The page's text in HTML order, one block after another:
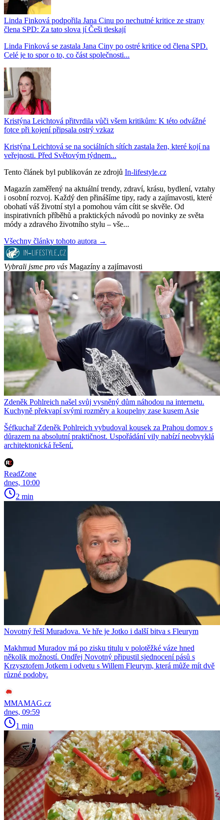
Linda Finková podpořila Jana Cinu po nechutné kritice ze strany
člena SPD: Za tato slova jí Češi tleskají
Linda Finková se zastala Jana Ciny po ostré kritice od člena SPD.
Celé je to spor o to, co část společnosti...
Kristýna Leichtová přitvrdila vůči všem kritikům: K této odvážné
fotce při kojení připsala ostrý vzkaz
Kristýna Leichtová se na sociálních sítích zastala žen, které kojí na
veřejnosti. Před Světovým týdnem...
Tento článek byl publikován ze zdrojů In-lifestyle.cz
Magazín zaměřený na aktuální trendy, zdraví, krásu, bydlení, vztahy
i osobní rozvoj. Každý den přinášíme tipy, rady a zajímavosti, které
obohatí váš životní styl a pomohou vám cítit se skvěle. Od
inspirativních příběhů a praktických návodů po novinky ze světa
módy a zdravého životního stylu – vše...
Všechny články tohoto autora →
Vybrali jsme pro vás Magazíny a zajímavosti
Zdeněk Pohlreich našel svůj vysněný dům náhodou na internetu.
Kuchyně překvapí svými rozměry a koupelny zase kusem Asie
Šéfkuchař Zdeněk Pohlreich vybudoval kousek za Prahou domov s
důrazem na absolutní praktičnost. Uspořádání vily nabízí neobvyklá
architektonická řešení.
ReadZone
dnes, 10:00
2 min
Novotný řeší Muradova. Ve hře je Jotko i další bitva s Fleurym
Makhmud Muradov má po zisku titulu v polotěžké váze hned
několik možností. Ondřej Novotný připustil sjednocení pásů s
Krzysztofem Jotkem i odvetu s Willem Fleurym, která může mít dvě
různé podoby.
MMAMAG.cz
dnes, 09:59
1 min